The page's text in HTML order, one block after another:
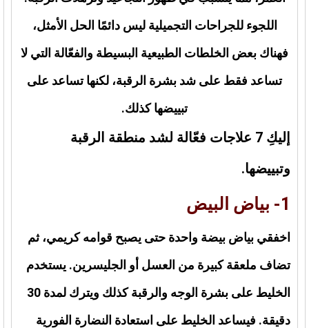
اللجوء للجراحات التجميلية ليس دائمًا الحل الأمثل،
فهناك بعض الخلطات الطبيعية البسيطة والفعّالة التي لا
تساعد فقط على شد بشرة الرقبة، لكنها تساعد على
تبييضها كذلك.
إليكِ 7 علاجات فعّالة لشد منطقة الرقبة
وتبييضها.
1- بياض البيض
اخفقي بياض بيضة واحدة حتى يصبح قوامه كريمي، ثم
تضاف ملعقة كبيرة من العسل أو الجليسرين. يستخدم
الخليط على بشرة الوجه والرقبة كذلك ويترك لمدة 30
دقيقة. فيساعد الخليط على استعادة النضارة الفورية